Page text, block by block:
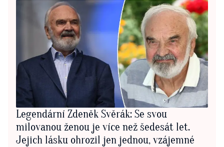
Legendární Zdeněk Svěrák: Se svou
milovanou ženou je více než šedesát let.
Jejich lásku ohrozil jen jednou, vzájemné